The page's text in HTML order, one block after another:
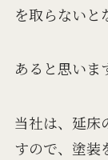
を取らないと
あると思いま
当社は、延床
すので、塗装